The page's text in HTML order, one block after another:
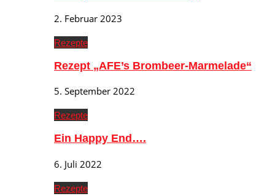
2. Februar 2023
Rezepte
Rezept „AFE’s Brombeer-Marmelade“
5. September 2022
Rezepte
Ein Happy End….
6. Juli 2022
Rezepte